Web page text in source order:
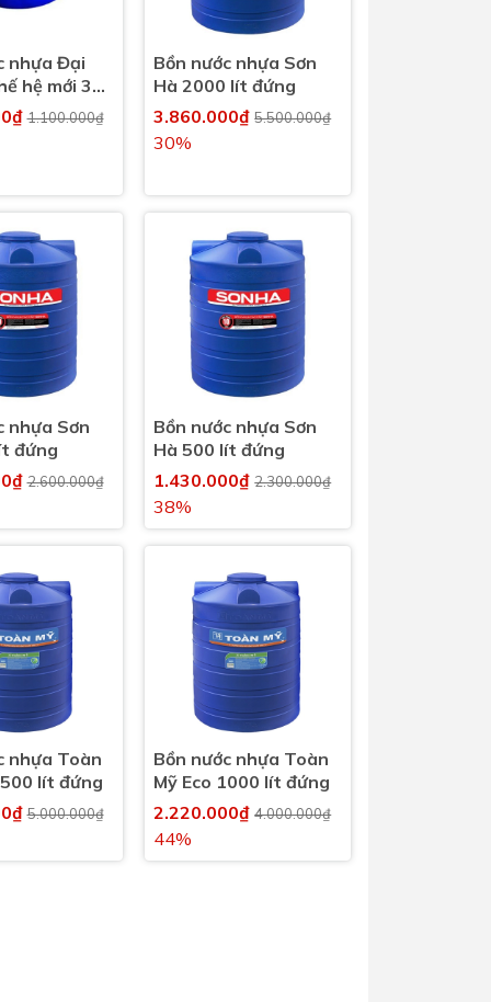
nhựa Đại
hệ mới 300
1.100.000₫
Bồn nước nhựa Sơn
Hà 2000 lít đứng
3.860.000₫5.500.000₫
30%
nhựa Sơn
đứng
2.600.000₫
Bồn nước nhựa Sơn
Hà 500 lít đứng
1.430.000₫2.300.000₫
38%
nhựa Toàn
lít đứng
5.000.000₫
Bồn nước nhựa Toàn
Mỹ Eco 1000 lít đứng
2.220.000₫4.000.000₫
44%